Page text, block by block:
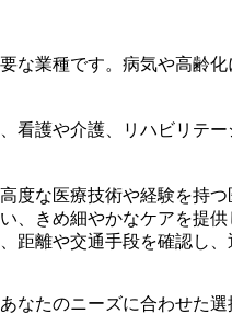
な業種です。病気や高齢
看護や介護、リハビリテ
度な医療技術や経験を持
、きめ細やかなケアを提
距離や交通手段を確認し
なたのニーズに合わせた選